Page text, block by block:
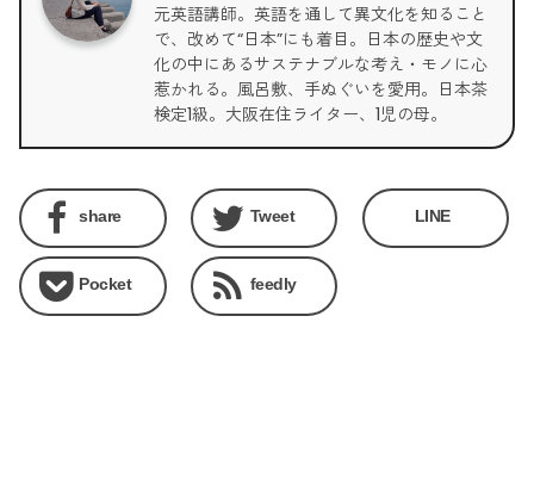
元英語講師。英語を通して異文化を知ること
で、改めて“日本”にも着目。日本の歴史や文
化の中にあるサステナブルな考え・モノに心
惹かれる。風呂敷、手ぬぐいを愛用。日本茶
検定1級。大阪在住ライター、1児の母。
share Tweet LINE
Pocket feedly